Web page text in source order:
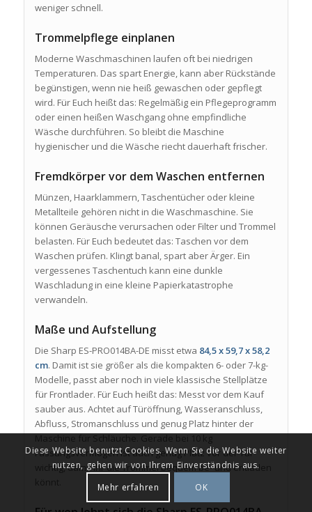
weniger schnell.
Trommelpflege einplanen
Moderne Waschmaschinen laufen oft bei niedrigen
Temperaturen. Das spart Energie, kann aber Rückstände
begünstigen, wenn nie heiß gewaschen oder gepflegt
wird. Für Euch heißt das: Regelmäßig ein Pflegeprogramm
oder einen heißen Waschgang ohne empfindliche
Wäsche durchführen. So bleibt die Maschine
hygienischer und die Wäsche riecht dauerhaft frischer.
Fremdkörper vor dem Waschen entfernen
Münzen, Haarklammern, Taschentücher oder kleine
Metallteile gehören nicht in die Waschmaschine. Sie
können Geräusche verursachen oder Filter und Trommel
belasten. Für Euch bedeutet das: Taschen vor dem
Waschen prüfen. Klingt banal, spart aber Ärger. Ein
vergessenes Taschentuch kann eine dunkle
Waschladung in eine kleine Papierkatastrophe
verwandeln.
Maße und Aufstellung
Die Sharp ES-PRO014BA-DE misst etwa 84,5 x 59,7 x 58,2
cm. Damit ist sie größer als die kompakten 6- oder 7-kg-
Modelle, passt aber noch in viele klassische Stellplätze
für Frontlader. Für Euch heißt das: Messt vor dem Kauf
sauber aus. Achtet auf Türöffnung, Wasseranschluss,
Abfluss, Stromanschluss und genug Platz hinter der
Fassungsvermögen ist auch genug Platz vor der Tür
wichtig, damit Ihr die Trommel bequem be- und entladen
Diese Website benutzt Cookies. Wenn Sie die Website weiter
nutzen, gehen wir von Ihrem Einverständnis aus.
Mehr erfahren
OK